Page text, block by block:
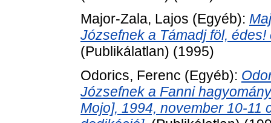
Major-Zala, Lajos (Egyéb):
Józsefnek a Támadj föl,
(Publikálatlan) (1995)
Odorics, Ferenc (Egyéb):
Józsefnek a Fanni
Mojo], 1994, november 10-11